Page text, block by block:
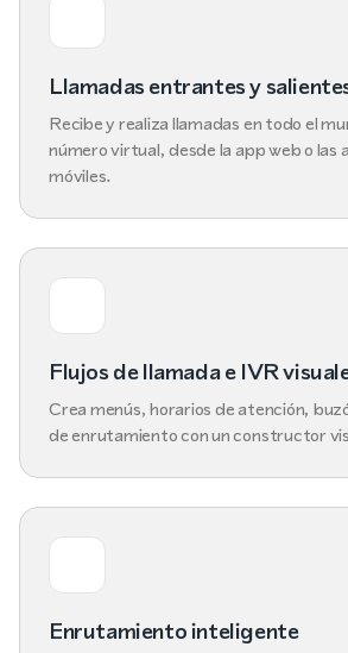
Llamadas entrantes y
Recibe y realiza llamadas en todo el
número virtual, desde la app web o las
móviles.
Flujos de llamada e IVR
Crea menús, horarios de atención,
de enrutamiento con un constructor
Enrutamiento inteligente